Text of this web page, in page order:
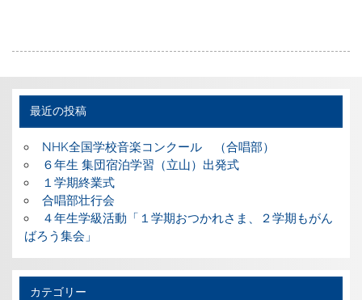
最近の投稿
NHK全国学校音楽コンクール （合唱部）
６年生 集団宿泊学習（立山）出発式
１学期終業式
合唱部壮行会
４年生学級活動「１学期おつかれさま、２学期もがん
ばろう集会」
カテゴリー